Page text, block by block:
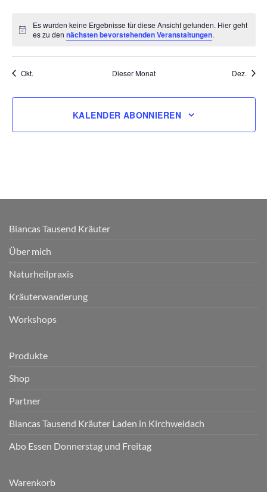
Hinweis
Es wurden keine Ergebnisse für diese Ansicht gefunden. Hier geht
es zu dennächsten bevorstehenden Veranstaltungen.
Okt. Dieser Monat Dez.
KALENDER ABONNIEREN
Biancas Tausend Kräuter
Über mich
Naturheilpraxis
Kräuterwanderung
Workshops
Produkte
Shop
Partner
Biancas Tausend Kräuter Laden in Kirchweidach
Abo Essen Donnerstag und Freitag
Warenkorb